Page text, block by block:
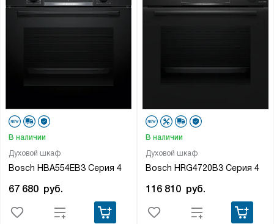
Духовой шкаф
Bosch HBA554EB3 Серия 4
В наличии
67 680 руб.
Духовой шкаф
Bosch HRG4720B3 Серия 4
В наличии
116 810 руб.